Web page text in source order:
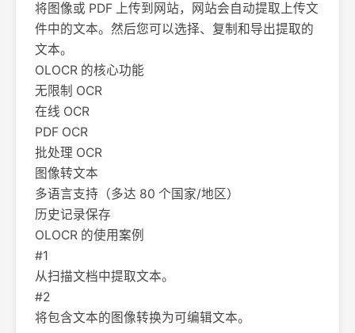
将图像或 PDF 上传到网站，网站会自动提取上传文
件中的文本。然后您可以选择、复制和导出提取的
文本。
OLOCR 的核心功能
无限制 OCR
在线 OCR
PDF OCR
批处理 OCR
图像转文本
多语言支持（多达 80 个国家/地区）
历史记录保存
OLOCR 的使用案例
#1
从扫描文档中提取文本。
#2
将包含文本的图像转换为可编辑文本。